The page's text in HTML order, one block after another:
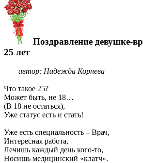
Поздравление девушке-
25 лет
автор: Надежда Корнева
Что такое 25?
Может быть, не 18…
(В 18 не остаться),
Уже статус есть и стать!
Уже есть специальность – Врач,
Интересная работа,
Лечишь каждый день кого-то,
Носишь медицинский «клатч».